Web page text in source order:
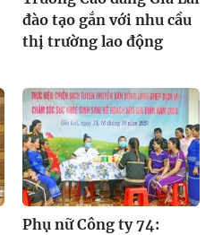
đào tạo gắn với nhu cầu
thị trường lao động
Phụ nữ Công ty 74: